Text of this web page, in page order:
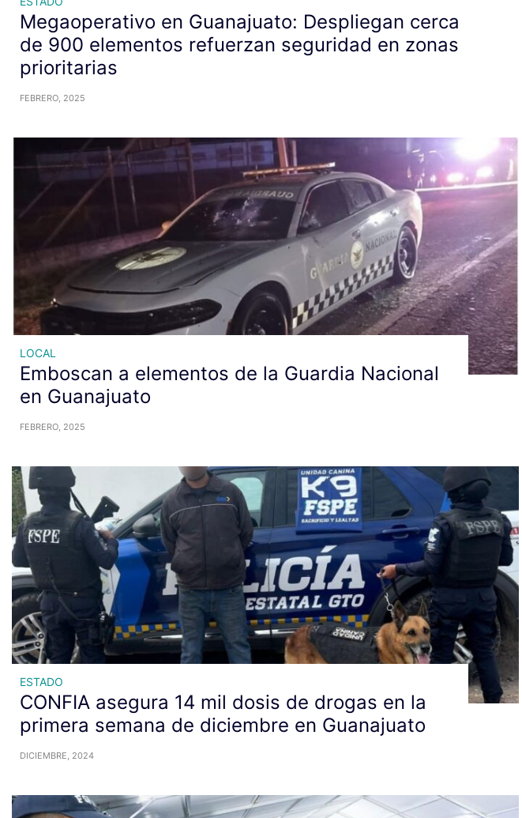
Megaoperativo en Guanajuato: Despliegan cerca
de 900 elementos refuerzan seguridad en zonas
prioritarias
FEBRERO, 2025
LOCAL
Emboscan a elementos de la Guardia Nacional
en Guanajuato
FEBRERO, 2025
ESTADO
CONFIA asegura 14 mil dosis de drogas en la
primera semana de diciembre en Guanajuato
DICIEMBRE, 2024